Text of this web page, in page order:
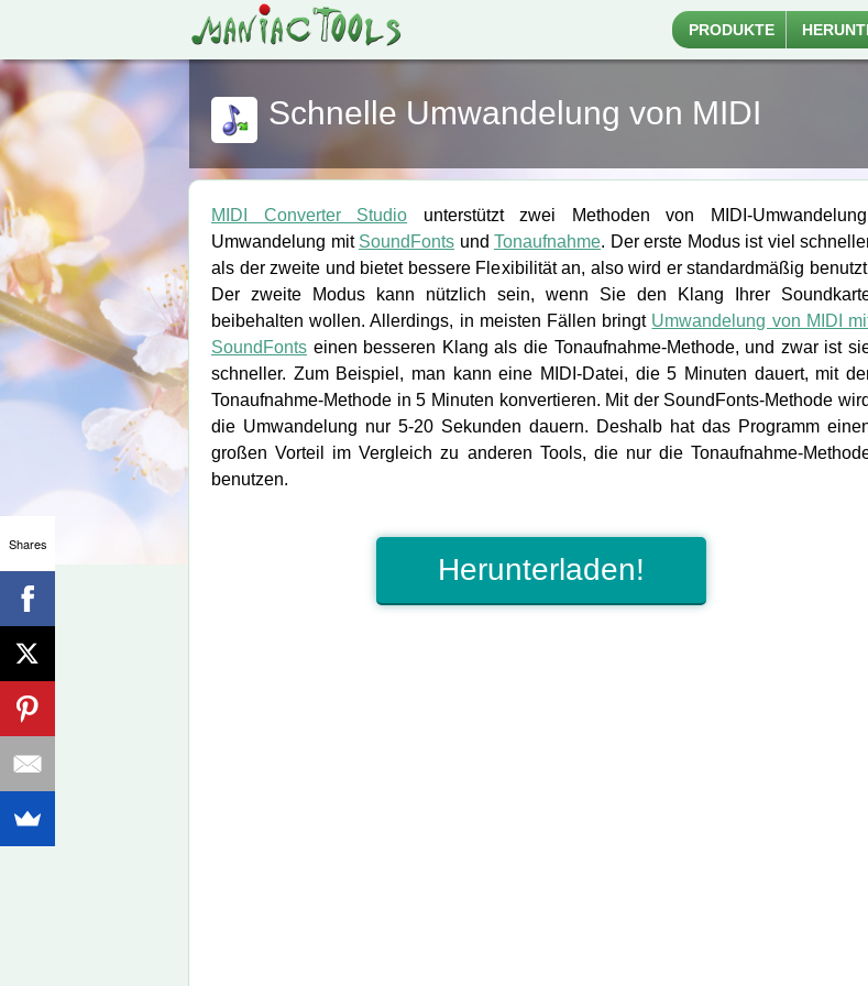
PRODUKTE
Schnelle Umwandelung von MIDI
MIDI Converter Studio unterstützt zwei Methoden von MIDI-
Umwandelung mit SoundFonts und Tonaufnahme. Der erste Modus ist viel
als der zweite und bietet bessere Flexibilität an, also wird er standardmäßig
Der zweite Modus kann nützlich sein, wenn Sie den Klang Ihrer
beibehalten wollen. Allerdings, in meisten Fällen bringt Umwandelung von MIDI
SoundFonts einen besseren Klang als die Tonaufnahme-Methode, und zwar ist
schneller. Zum Beispiel, man kann eine MIDI-Datei, die 5 Minuten dauert, mit
Tonaufnahme-Methode in 5 Minuten konvertieren. Mit der SoundFonts-Methode wird
die Umwandelung nur 5-20 Sekunden dauern. Deshalb hat das Programm
großen Vorteil im Vergleich zu anderen Tools, die nur die Tonaufnahme-
benutzen.
Herunterladen!
Shares